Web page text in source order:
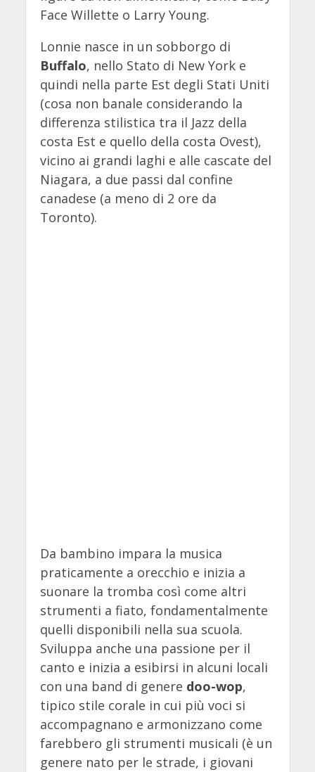
Face Willette o Larry Young.
Lonnie nasce in un sobborgo di
Buffalo, nello Stato di New York e
quindi nella parte Est degli Stati Uniti
(cosa non banale considerando la
differenza stilistica tra il Jazz della
costa Est e quello della costa Ovest),
vicino ai grandi laghi e alle cascate del
Niagara, a due passi dal confine
canadese (a meno di 2 ore da
Toronto).
Da bambino impara la musica
praticamente a orecchio e inizia a
suonare la tromba così come altri
strumenti a fiato, fondamentalmente
quelli disponibili nella sua scuola.
Sviluppa anche una passione per il
canto e inizia a esibirsi in alcuni locali
con una band di genere doo-wop,
tipico stile corale in cui più voci si
accompagnano e armonizzano come
farebbero gli strumenti musicali (è un
genere nato per le strade, i giovani